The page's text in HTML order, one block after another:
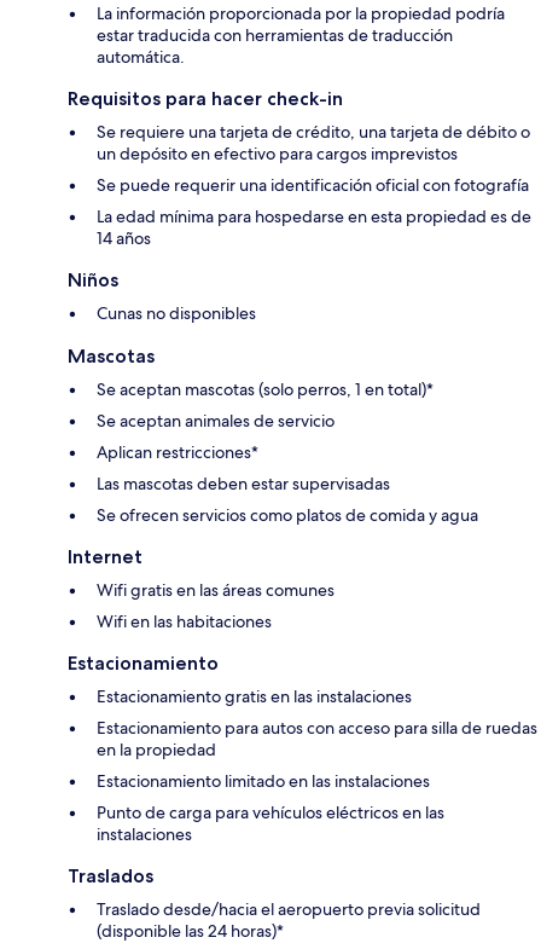
La información proporcionada por la propiedad podría
estar traducida con herramientas de traducción
automática.
Requisitos para hacer check-in
Se requiere una tarjeta de crédito, una tarjeta de débito o
un depósito en efectivo para cargos imprevistos
Se puede requerir una identificación oficial con fotografía
La edad mínima para hospedarse en esta propiedad es de
14 años
Niños
Cunas no disponibles
Mascotas
Se aceptan mascotas (solo perros, 1 en total)*
Se aceptan animales de servicio
Aplican restricciones*
Las mascotas deben estar supervisadas
Se ofrecen servicios como platos de comida y agua
Internet
Wifi gratis en las áreas comunes
Wifi en las habitaciones
Estacionamiento
Estacionamiento gratis en las instalaciones
Estacionamiento para autos con acceso para silla de ruedas
en la propiedad
Estacionamiento limitado en las instalaciones
Punto de carga para vehículos eléctricos en las
instalaciones
Traslados
Traslado desde/hacia el aeropuerto previa solicitud
(disponible las 24 horas)*